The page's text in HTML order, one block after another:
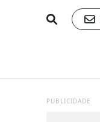
PUBLICIDADE